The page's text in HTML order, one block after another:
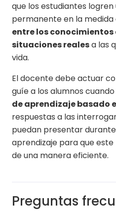
que los estudiantes
permanente en la medida
entre los
situaciones realesa las
vida.
El docente debe actuar
guíe a los alumnos
de aprendizaje basado
respuestas a las
puedan presentar
aprendizaje para que
de una manera eficiente.
Preguntas